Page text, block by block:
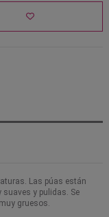
Las púas están
y pulidas. Se
gruesos.